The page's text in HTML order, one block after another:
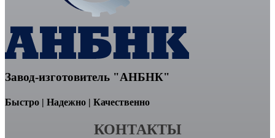
Завод-изготовитель "АНБНК"
Быстро | Надежно | Качественно
КОНТАКТЫ